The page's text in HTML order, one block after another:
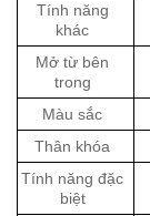
Tính năng
khác
Mở từ bên
trong
Màu sắc
Thân khóa
Tính năng đặc
biệt